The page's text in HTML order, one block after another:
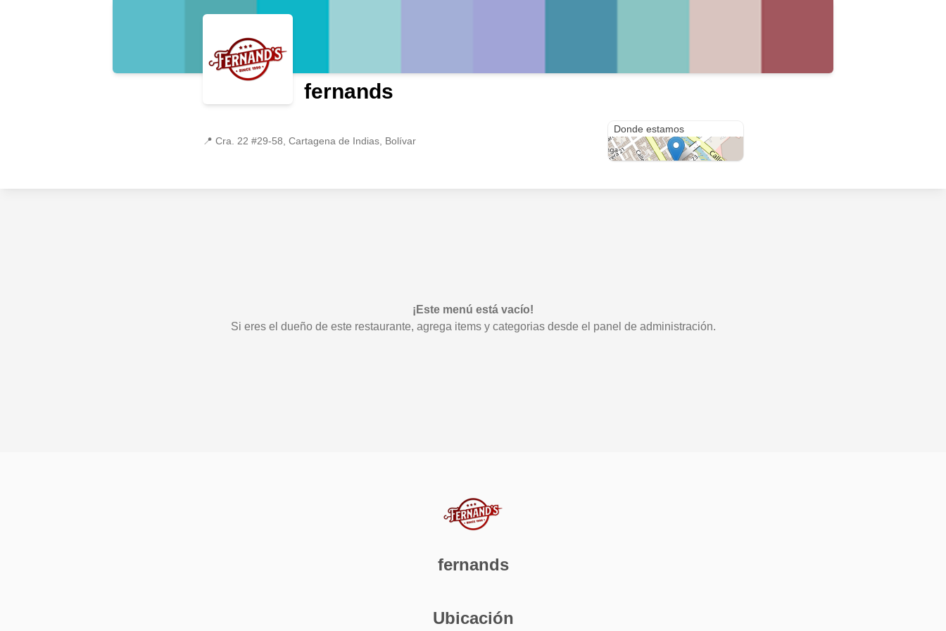
fernands
📍 Cra. 22 #29-58, Cartagena de Indias, Bolívar
Donde estamos
¡Este menú está vacío!
Si eres el dueño de este restaurante, agrega items y categorias desde el panel de administración.
fernands
Ubicación